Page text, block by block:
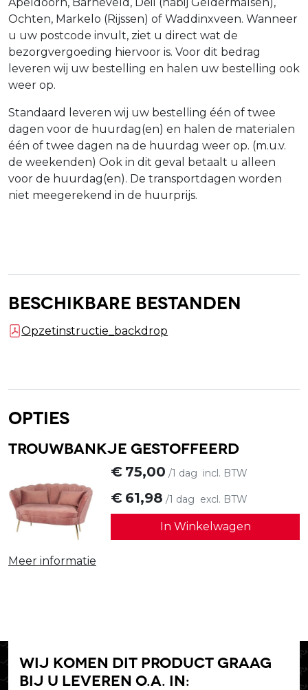
Ochten, Markelo (Rijssen) of Waddinxveen. Wanneer
u uw postcode invult, ziet u direct wat de
bezorgvergoeding hiervoor is. Voor dit bedrag
leveren wij uw bestelling en halen uw bestelling ook
weer op.
Standaard leveren wij uw bestelling één of twee
dagen voor de huurdag(en) en halen de materialen
één of twee dagen na de huurdag weer op. (m.u.v.
de weekenden) Ook in dit geval betaalt u alleen
voor de huurdag(en). De transportdagen worden
niet meegerekend in de huurprijs.
Beschikbare bestanden
Opzetinstructie_backdrop
Opties
Trouwbankje gestoffeerd
€ 75,00 /1 dag incl. BTW
€ 61,98 /1 dag excl. BTW
In Winkelwagen
Meer informatie
Wij komen dit product graag
bij u leveren o.a. in: